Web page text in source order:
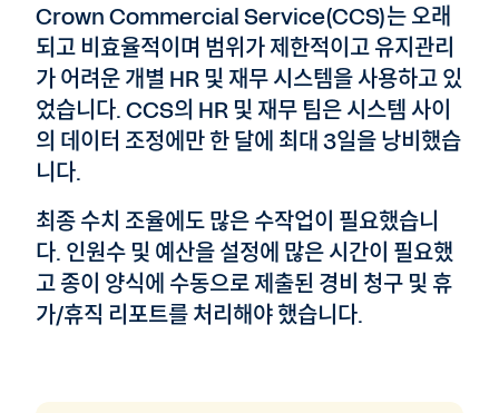
Crown Commercial Service(CCS)는 오래
되고 비효율적이며 범위가 제한적이고 유지관리
가 어려운 개별 HR 및 재무 시스템을 사용하고 있
었습니다. CCS의 HR 및 재무 팀은 시스템 사이
의 데이터 조정에만 한 달에 최대 3일을 낭비했습
니다.
최종 수치 조율에도 많은 수작업이 필요했습니
다. 인원수 및 예산을 설정에 많은 시간이 필요했
고 종이 양식에 수동으로 제출된 경비 청구 및 휴
가/휴직 리포트를 처리해야 했습니다.